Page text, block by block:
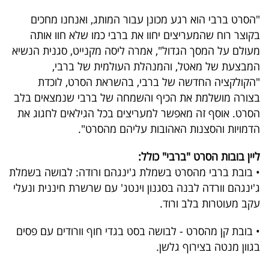
פעולה
דרושים
ניוזלטרים
מייל
אדום
באייס
"הסרט ברבי הוא רגע מכונן עבור המותג, ואנחנו מחכים
בקוצר רוח שהמעריצים יחוו את ברבי כמו שלא חוו אותה
מעולם על המסך הגדול", אמרה ליסה מקנייט, סגנית הנשיא
המבצעת של מאטל, והמנהלת העולמית של ברבי,
"הקולקציה החדשה של ברבי, בהשראת הסרט, לוכדת
בצורה מושלמת את הכיף והשמחה של ברבי שנמצאים בלב
הסרט. אוסף זה מאפשר למעריצים בכל הגילאים לחגוג את
הדמויות והסצנות האהובות עליהם מהסרט".
ליין בובות הסרט "ברבי" כולל:
• בובת ברבי מהסרט בשמלת ג'ינגהם ורודה: לבושה בשמלת
ג'ינגהם וורדה לבנה בסגנון וינטג' עם שרשרת חיננית ונעלי
עקב מעוטרות בלב ורוד.
• בובת קן מהסרט - לבושה בסט בגדי חוף וורודים עם פסים
בגוון מנטה בצירוף גלשן.